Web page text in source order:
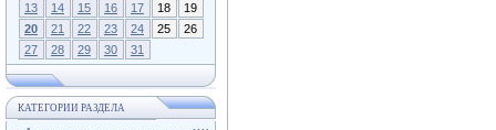
13
14 15 16 17 18
19
20
21 22 23 24 25
26
27
28 29 30 31
КАТЕГОРИИ РАЗДЕЛА